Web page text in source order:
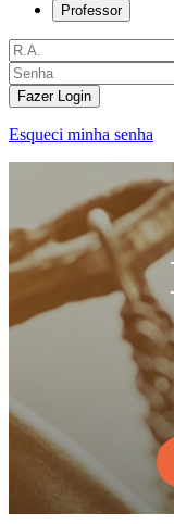
Professor
Fazer Login
Esqueci minha senha